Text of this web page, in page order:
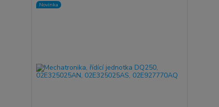
Novinka